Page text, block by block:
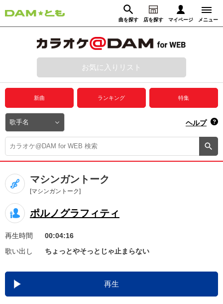
曲を探す 店を探す マイページ メニュー
動画からさがす 録音からさがす
ログイン
プレミアムサービス
DAM★とも動画
DAM★とも録音
カラオケ＠DAM
ユーザー検索
キャンペーン
お知らせ よくあるご質問
DAMの新曲・ランキングなど
カラオケ最新情報をチェック！
お気に入りリスト
新曲 ランキング 特集
ヘルプ
マシンガントーク
[マシンガントーク]
ポルノグラフィティ
再生時間
00:04:16
歌い出し
ちょっとやそっとじゃ止まらない
再生